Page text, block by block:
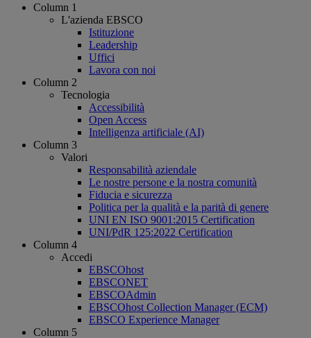
Column 1
L'azienda EBSCO
Istituzione
Leadership
Uffici
Lavora con noi
Column 2
Tecnologia
Accessibilità
Open Access
Intelligenza artificiale (AI)
Column 3
Valori
Responsabilità aziendale
Le nostre persone e la nostra comunità
Fiducia e sicurezza
Politica per la qualità e la parità di genere
UNI EN ISO 9001:2015 Certification
UNI/PdR 125:2022 Certification
Column 4
Accedi
EBSCOhost
EBSCONET
EBSCOAdmin
EBSCOhost Collection Manager (ECM)
EBSCO Experience Manager
Column 5